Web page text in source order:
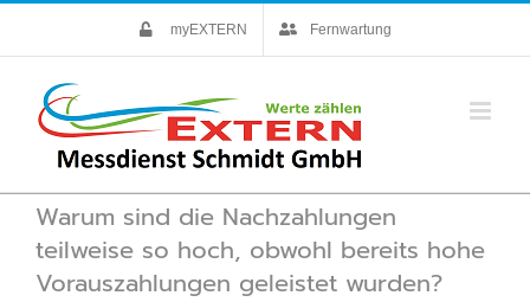
to
content
myEXTERN Fernwartung
Warum sind die Nachzahlungen
teilweise so hoch, obwohl bereits hohe
Vorauszahlungen geleistet wurden?